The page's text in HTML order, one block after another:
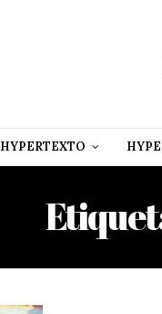
HYPERTEXTO